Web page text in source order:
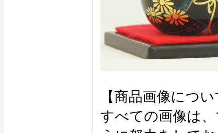
【商品画像につ
すべての画像は